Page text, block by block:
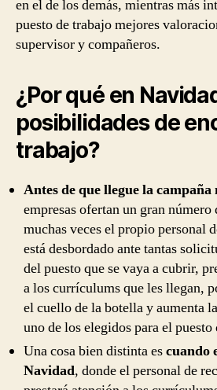
en el de los demás, mientras más
puesto de trabajo mejores
supervisor y compañeros.
¿Por qué en
posibilidades de
trabajo?
Antes de que llegue la campaña
empresas ofertan un gran
muchas veces el propio personal
está desbordado ante tantas
del puesto que se vaya a cubrir,
a los currículums que les llegan,
el cuello de la botella y aumenta
uno de los elegidos para el puesto
Una cosa bien distinta escuando
Navidad, donde el personal de